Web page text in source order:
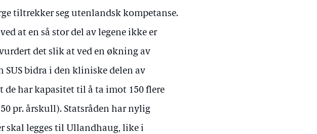
tiltrekker seg utenlandsk kompetanse.
at en så stor del av legene ikke er
det slik at ved en økning av
bidra i den kliniske delen av
har kapasitet til å ta imot 150 flere
pr. årskull). Statsråden har nylig
skal legges til Ullandhaug, like i